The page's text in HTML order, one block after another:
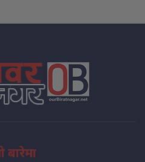
बारेमा